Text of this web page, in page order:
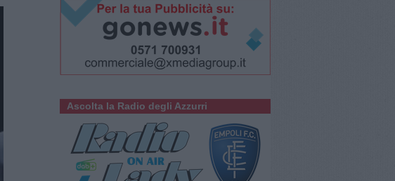
Ascolta la Radio degli Azzurri